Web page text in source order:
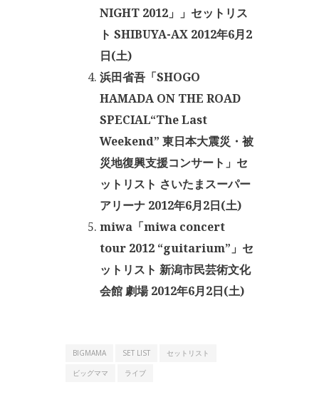
NIGHT 2012」」セットリス
ト SHIBUYA-AX 2012年6月2
日(土)
浜田省吾「SHOGO
HAMADA ON THE ROAD
SPECIAL“The Last
Weekend” 東日本大震災・被
災地復興支援コンサート」セ
ットリスト さいたまスーパー
アリーナ 2012年6月2日(土)
miwa「miwa concert
tour 2012 “guitarium”」セ
ットリスト 新潟市民芸術文化
会館 劇場 2012年6月2日(土)
BIGMAMA SET LIST
セットリスト
ビッグママ
ライブ